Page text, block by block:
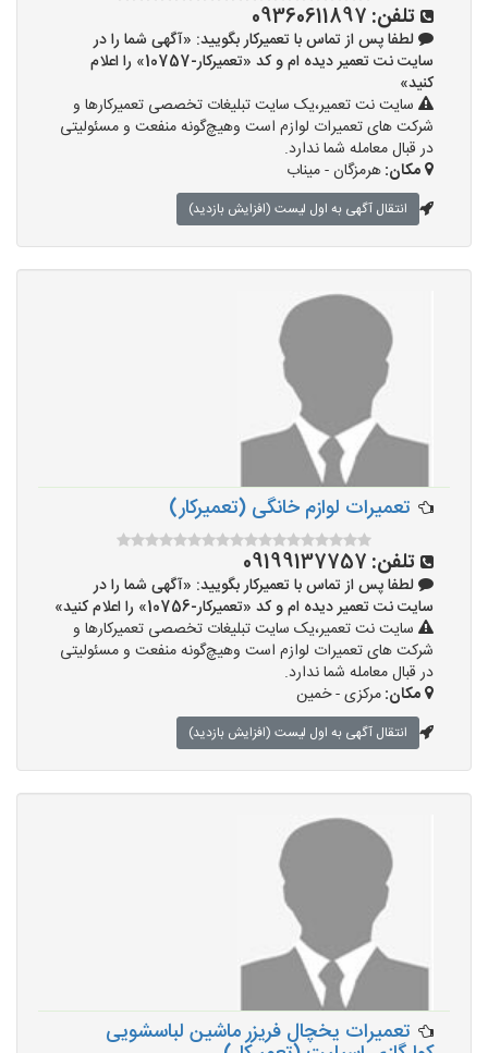
تلفن: 09360611897
لطفا پس از تماس با تعمیرکار بگویید: «آگهی شما را در
سایت نت تعمیر دیده ام و کد «تعمیرکار-10757» را اعلام
کنید»
سایت نت تعمیر،یک سایت تبلیغات تخصصی تعمیرکارها و
شرکت های تعمیرات لوازم است وهیچ‌گونه منفعت و مسئولیتی
در قبال معامله شما ندارد.
مکان:هرمزگان - میناب
انتقال آگهی به اول لیست (افزایش بازدید)
تعمیرات لوازم خانگی (تعمیرکار)
تلفن: 09199137757
لطفا پس از تماس با تعمیرکار بگویید: «آگهی شما را در
سایت نت تعمیر دیده ام و کد «تعمیرکار-10756» را اعلام کنید»
سایت نت تعمیر،یک سایت تبلیغات تخصصی تعمیرکارها و
شرکت های تعمیرات لوازم است وهیچ‌گونه منفعت و مسئولیتی
در قبال معامله شما ندارد.
مکان:مرکزی - خمین
انتقال آگهی به اول لیست (افزایش بازدید)
تعمیرات یخچال فریزر ماشین لباسشویی